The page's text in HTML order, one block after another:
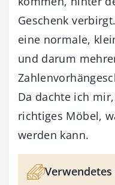
Geschenk
eine normale,
und darum
Da dachte ich
richtiges Möbel,
werden kann.